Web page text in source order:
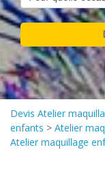
Devis Atelier
enfants > Atelier
Atelier maquillage